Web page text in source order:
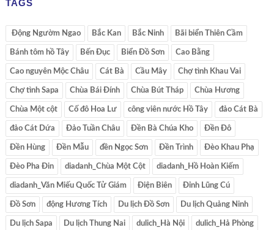
TAGS
​ Động Ngườm Ngao Bắc Kan Bắc Ninh Bãi biển Thiên Cầm
Bánh tôm hồ Tây Bến Đục Biển Đồ Sơn Cao Bằng
Cao nguyên Mộc Châu Cát Bà Cầu Mây Chợ tình Khau Vai
Chợ tình Sapa Chùa Bái Đính Chùa Bút Tháp Chùa Hương
Chùa Một cột Cố đô Hoa Lư công viên nước Hồ Tây đảo Cát Bà
đảo Cát Dứa Đảo Tuần Châu Đền Bà Chúa Kho Đền Đô
Đền Hùng Đền Mẫu đền Ngọc Sơn Đền Trình Đèo Khau Phạ
Đèo Pha Đin diadanh_Chùa Một Cột diadanh_Hồ Hoàn Kiếm
diadanh_Văn Miếu Quốc Tử Giám Điện Biên Đỉnh Lũng Cú
Đồ Sơn động Hương Tích Du lịch Đồ Sơn Du lịch Quảng Ninh
Du lịch Sapa Du lịch Thung Nai dulich_Hà Nội dulich_Hả Phòng